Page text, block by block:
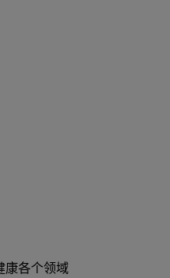
康各个领域